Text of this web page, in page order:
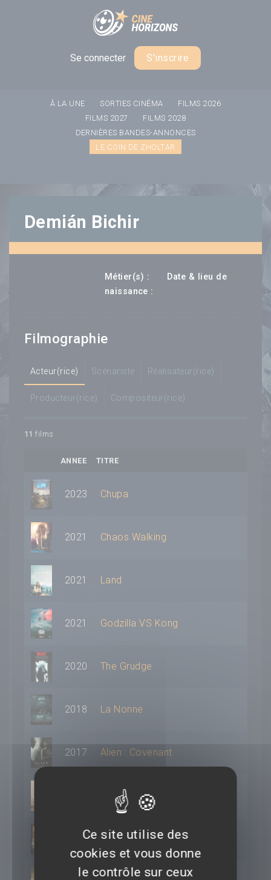
Se connecter S'inscrire
À LA UNE SORTIES CINÉMA
FILMS 2026
FILMS 2027
FILMS 2028
DERNIÈRES BANDES-ANNONCES
LE COIN DE ZHOLTAR
Demián Bichir
Métier(s) :
Date & lieu de
naissance :
Filmographie
Acteur(rice) Scénariste Réalisateur(rice)
Producteur(rice) Compositeur(rice)
11 films
ANNEE TITRE
2023 Chupa
2021 Chaos Walking
2021 Land
2021 Godzilla VS Kong
2020 The Grudge
2018 La Nonne
2017 Alien : Covenant
Dom Hemingway
2013 Les Flingueuses
Panneau de gestion des cookies
Ce site utilise des
cookies et vous donne
le contrôle sur ceux